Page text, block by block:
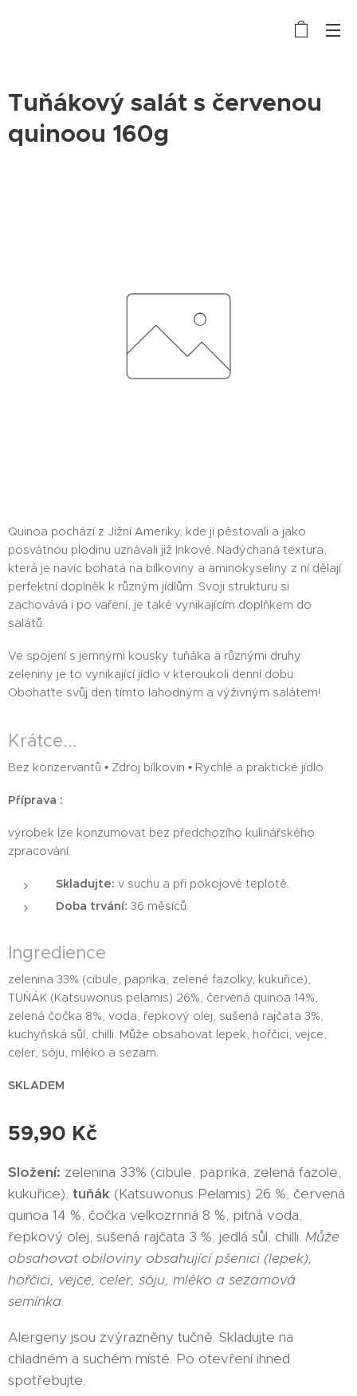
Tuňákový salát s červenou
quinoou 160g
Quinoa pochází z Jižní Ameriky, kde ji pěstovali a jako
posvátnou plodinu uznávali již Inkové. Nadýchaná textura,
která je navíc bohatá na bílkoviny a aminokyseliny z ní dělají
perfektní doplněk k různým jídlům. Svoji strukturu si
zachovává i po vaření, je také vynikajícím doplňkem do
salátů.
Ve spojení s jemnými kousky tuňáka a různými druhy
zeleniny je to vynikající jídlo v kteroukoli denní dobu.
Obohaťte svůj den tímto lahodným a výživným salátem!
Krátce...
Bez konzervantů • Zdroj bílkovin • Rychlé a praktické jídlo
Příprava :
výrobek lze konzumovat bez předchozího kulinářského
zpracování.
Skladujte: v suchu a při pokojové teplotě.
Doba trvání: 36 měsíců.
Ingredience
zelenina 33% (cibule, paprika, zelené fazolky, kukuřice),
TUŇÁK (Katsuwonus pelamis) 26%, červená quinoa 14%,
zelená čočka 8%, voda, řepkový olej, sušená rajčata 3%,
kuchyňská sůl, chilli. Může obsahovat lepek, hořčici, vejce,
celer, sóju, mléko a sezam.
SKLADEM
59,90 Kč
Složení: zelenina 33% (cibule, paprika, zelená fazole,
kukuřice), tuňák (Katsuwonus Pelamis) 26 %, červená
quinoa 14 %, čočka velkozrnná 8 %, pitná voda,
řepkový olej, sušená rajčata 3 %, jedlá sůl, chilli. Může
obsahovat obiloviny obsahující pšenici (lepek),
hořčici, vejce, celer, sóju, mléko a sezamová
semínka.
Alergeny jsou zvýrazněny tučně. Skladujte na
chladném a suchém místě. Po otevření ihned
spotřebujte.